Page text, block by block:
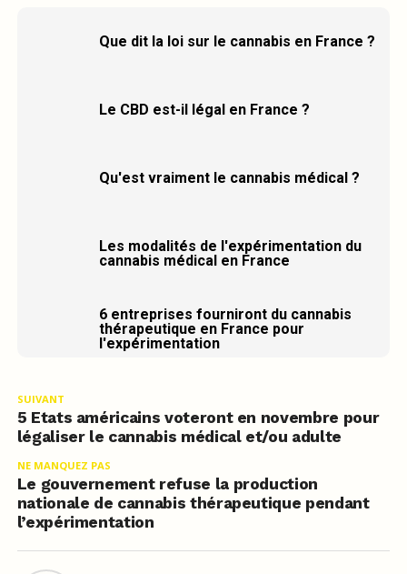
Que dit la loi sur le cannabis en France ?
Le CBD est-il légal en France ?
Qu'est vraiment le cannabis médical ?
Les modalités de l'expérimentation du
cannabis médical en France
6 entreprises fourniront du cannabis
thérapeutique en France pour
l'expérimentation
SUIVANT
5 Etats américains voteront en novembre pour
légaliser le cannabis médical et/ou adulte
NE MANQUEZ PAS
Le gouvernement refuse la production
nationale de cannabis thérapeutique pendant
l’expérimentation